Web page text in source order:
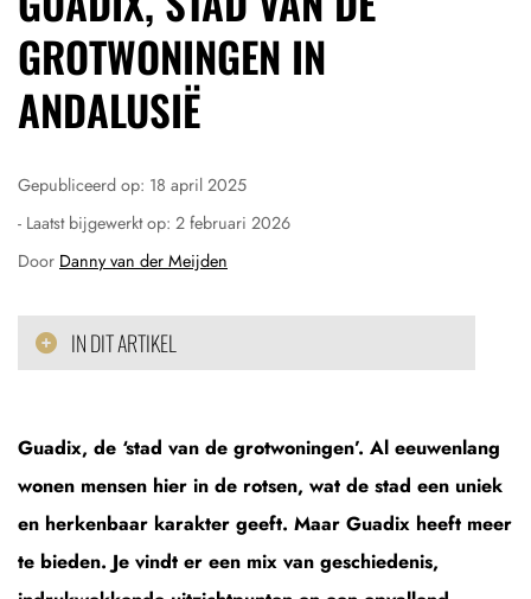
GROTWONINGEN IN
ANDALUSIË
Gepubliceerd op: 18 april 2025
- Laatst bijgewerkt op: 2 februari 2026
Door Danny van der Meijden
IN DIT ARTIKEL
Guadix, de ‘stad van de grotwoningen’. Al eeuwenlang
wonen mensen hier in de rotsen, wat de stad een uniek
en herkenbaar karakter geeft. Maar Guadix heeft meer
te bieden. Je vindt er een mix van geschiedenis,